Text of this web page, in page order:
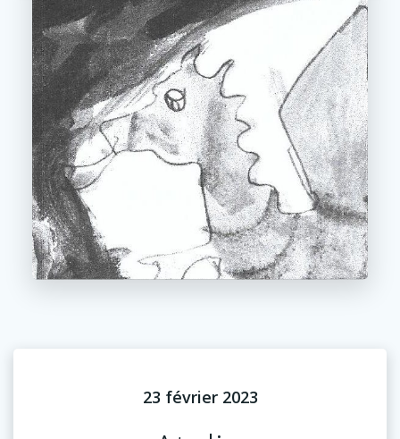
23 février 2023